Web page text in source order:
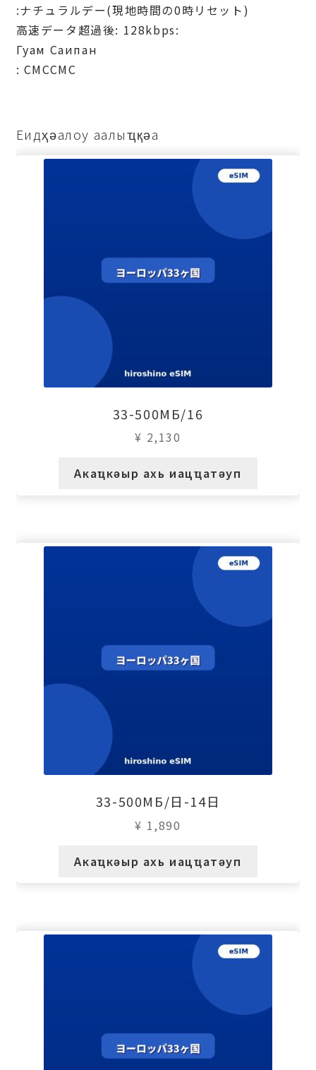
:ナチュラルデー(現地時間の0時リセット)
高速データ超過後: 128kbps:
Гуам Саипан
: СМССМС
Еидҳәалоу аалыҵқәа
33-500МБ/16
¥ 2,130
Акаҵкәыр ахь иацҵатәуп
33-500МБ/日-14日
¥ 1,890
Акаҵкәыр ахь иацҵатәуп